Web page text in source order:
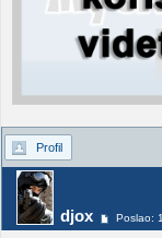
Profil
djox Poslao: